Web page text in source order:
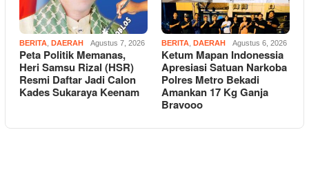
BERITA DAERAH Agustus 7, 2026
Peta Politik Memanas,
Heri Samsu Rizal (HSR)
Resmi Daftar Jadi Calon
Kades Sukaraya Keenam
BERITA DAERAH Agustus 6, 2026
Ketum Mapan Indonessia
Apresiasi Satuan Narkoba
Polres Metro Bekadi
Amankan 17 Kg Ganja
Bravooo